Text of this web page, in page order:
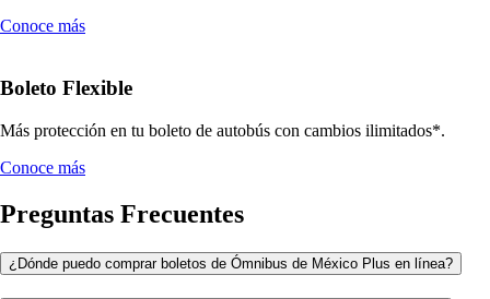
Conoce más
Boleto Flexible
Más protección en tu boleto de autobús con cambios ilimitados*.
Conoce más
Preguntas Frecuentes
¿Dónde puedo comprar boletos de Ómnibus de México Plus en línea?